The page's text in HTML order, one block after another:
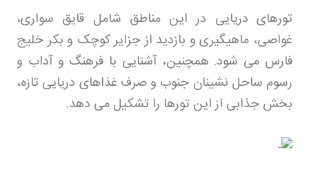
تورهای دریایی در این مناطق شامل قایق سواری،
غواصی، ماهیگیری و بازدید از جزایر کوچک و بکر خلیج
فارس می شود. همچنین، آشنایی با فرهنگ و آداب و
رسوم ساحل نشینان جنوب و صرف غذاهای دریایی تازه،
بخش جذابی از این تورها را تشکیل می دهد.